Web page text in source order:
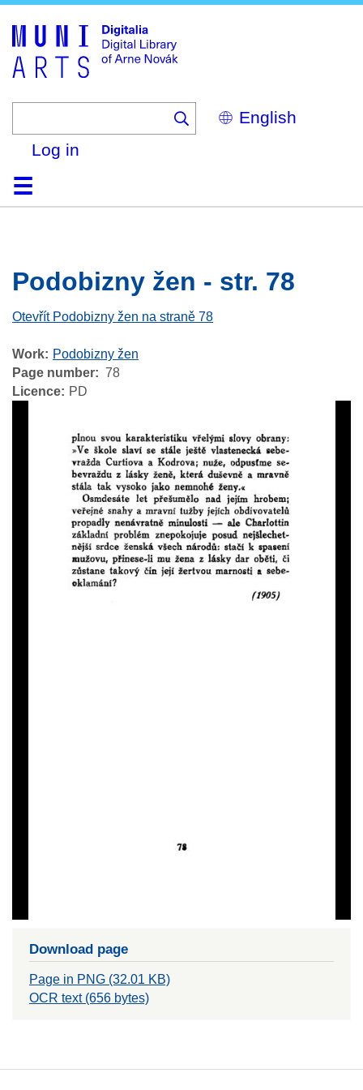
Select
your
Log in
HomeBrowse
Search
About
HelpContactDigitalia
Podobizny žen - str. 78
Otevřít Podobizny žen na straně 78
Work
Podobizny žen
Page number
78
Licence
PD
Download page
Page in PNG (32.01 KB)
OCR text (656 bytes)